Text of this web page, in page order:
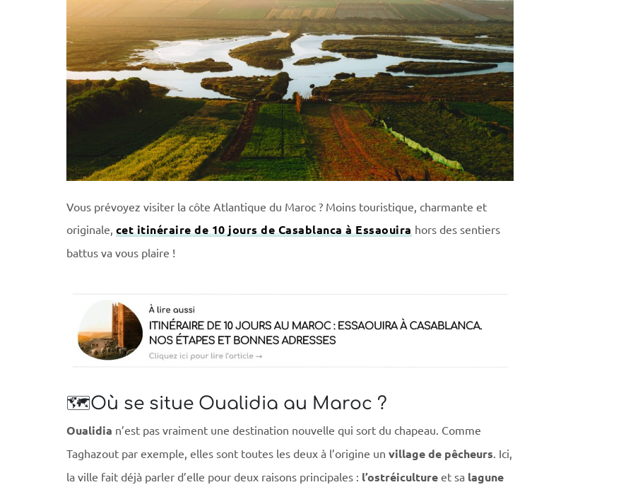
Vous prévoyez visiter la côte Atlantique du Maroc ? Moins touristique, charmante et
originale, cet itinéraire de 10 jours de Casablanca à Essaouira hors des sentiers
battus va vous plaire !
🗺️Où se situe Oualidia au Maroc ?
Oualidia n’est pas vraiment une destination nouvelle qui sort du chapeau. Comme
Taghazout par exemple, elles sont toutes les deux à l’origine un village de pêcheurs. Ici,
la ville fait déjà parler d’elle pour deux raisons principales : l’ostréicultureet sa lagune